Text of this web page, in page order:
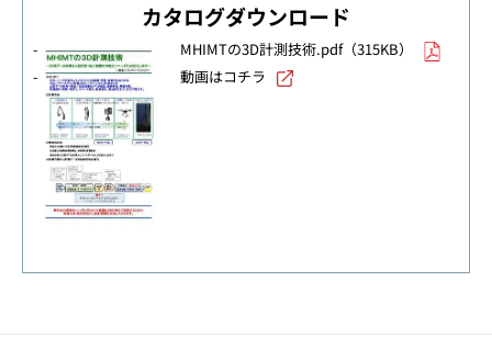
カタログダウンロード
MHIMTの3D計測技術.pdf（315KB）
動画はコチラ